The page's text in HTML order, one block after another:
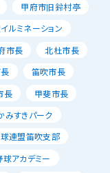
甲府市旧鈴村亭
ルミネーション
市長
北杜市長
笛吹市長
長
甲斐市長
みすきパーク
連盟笛吹支部
球アカデミー